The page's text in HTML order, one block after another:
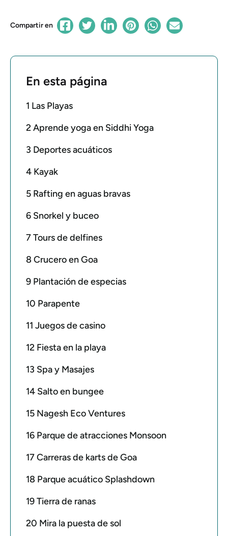
Compartir en
En esta página
1 Las Playas
2 Aprende yoga en Siddhi Yoga
3 Deportes acuáticos
4 Kayak
5 Rafting en aguas bravas
6 Snorkel y buceo
7 Tours de delfines
8 Crucero en Goa
9 Plantación de especias
10 Parapente
11 Juegos de casino
12 Fiesta en la playa
13 Spa y Masajes
14 Salto en bungee
15 Nagesh Eco Ventures
16 Parque de atracciones Monsoon
17 Carreras de karts de Goa
18 Parque acuático Splashdown
19 Tierra de ranas
20 Mira la puesta de sol